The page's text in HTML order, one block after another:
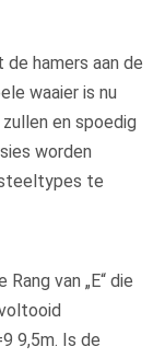
hamers aan de
waaier is nu
en spoedig
worden
te
van „E“ die
9,5m. Is de